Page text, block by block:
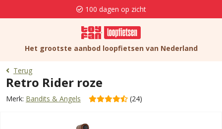
100 dagen op zicht
Het grootste aanbod loopfietsen van Nederland
Terug
Retro Rider roze
Merk: Bandits & Angels (24)